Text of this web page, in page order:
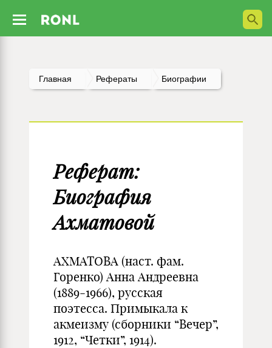
Главная Рефераты Биографии
Реферат:
Биография
Ахматовой
АХМАТОВА (наст. фам.
Горенко) Анна Андреевна
(1889-1966), русская
поэтесса. Примыкала к
акмеизму (сборники “Вечер”,
1912, “Четки”, 1914).